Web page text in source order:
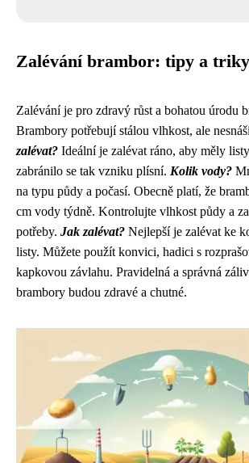
Zalévání brambor: tipy a triky
Zalévání je pro zdravý růst a bohatou úrodu
Brambory potřebují stálou vlhkost, ale
zalévat? Ideální je zalévat ráno, aby měly
zabránilo se tak vzniku plísní. Kolik vody?
na typu půdy a počasí. Obecně platí, že
cm vody týdně. Kontrolujte vlhkost půdy a
potřeby. Jak zalévat? Nejlepší je zalévat ke
listy. Můžete použít konvici, hadici s
kapkovou závlahu. Pravidelná a správná
brambory budou zdravé a chutné.